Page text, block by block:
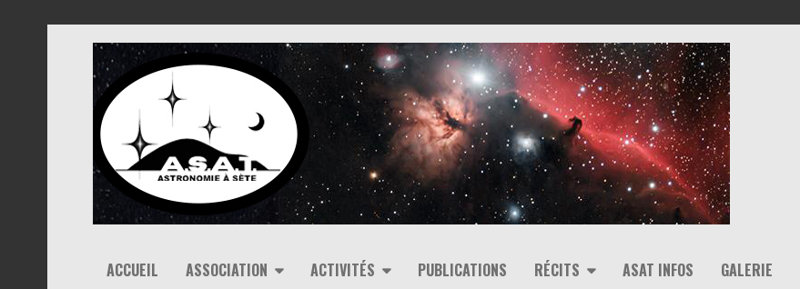
ACCUEIL ASSOCIATION ACTIVITÉS PUBLICATIONS RÉCITS ASAT INFOS GALERIE